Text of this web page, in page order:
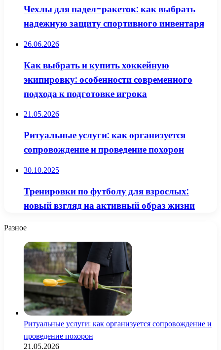
Чехлы для падел-ракеток: как выбрать
надежную защиту спортивного инвентаря
26.06.2026
Как выбрать и купить хоккейную
экипировку: особенности современного
подхода к подготовке игрока
21.05.2026
Ритуальные услуги: как организуется
сопровождение и проведение похорон
30.10.2025
Тренировки по футболу для взрослых:
новый взгляд на активный образ жизни
Разное
Ритуальные услуги: как организуется сопровождение и
проведение похорон
21.05.2026